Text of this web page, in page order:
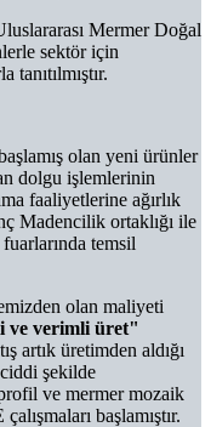
Mermer Doğal
sektör için
tanıtılmıştır.
olan yeni ürünler
dolgu işlemlerinin
faaliyetlerine ağırlık
Madencilik ortaklığı ile
temsil
olan maliyeti
ve verimli üret"
artık üretimden aldığı
şekilde
ve mermer mozaik
başlamıştır.